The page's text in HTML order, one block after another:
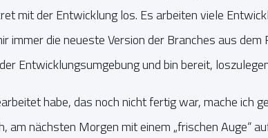
mit der Entwicklung los. Es arbeiten viele
immer die neueste Version der Branches aus dem
Entwicklungsumgebung und bin bereit,
habe, das noch nicht fertig war, mache ich
am nächsten Morgen mit einem „frischen Auge“